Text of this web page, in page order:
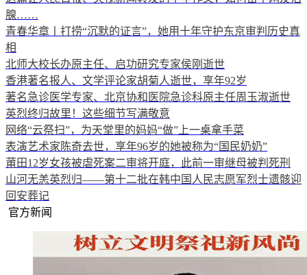
腺……
青春华章丨打捞“沉默的证言”，她用十年守护东京审判历史真
相
北师大校长办原主任、启功研究专家侯刚逝世
香港著名报人、文学评论家胡菊人逝世，享年92岁
著名急诊医学专家、北京协和医院急诊科原主任周玉淑逝世
英烈终归故里！这些细节写满敬意
网络“云祭扫”，为天堂里的妈妈“做”上一桌拿手菜
表演艺术家陈奇去世，享年96岁的她被称为“国民奶奶”
莆田12岁女孩被虐死案二审将开庭，此前一审继母被判死刑
山河无恙英烈归——第十二批在韩中国人民志愿军烈士遗骸迎
回安葬记
官方新闻